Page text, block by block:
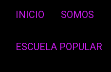
INICIO SOMOS
ESCUELA POPULAR